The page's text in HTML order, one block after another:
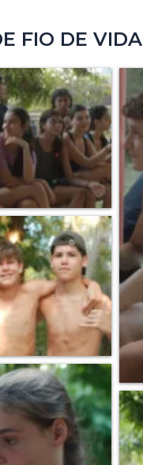
FIO DE VIDA